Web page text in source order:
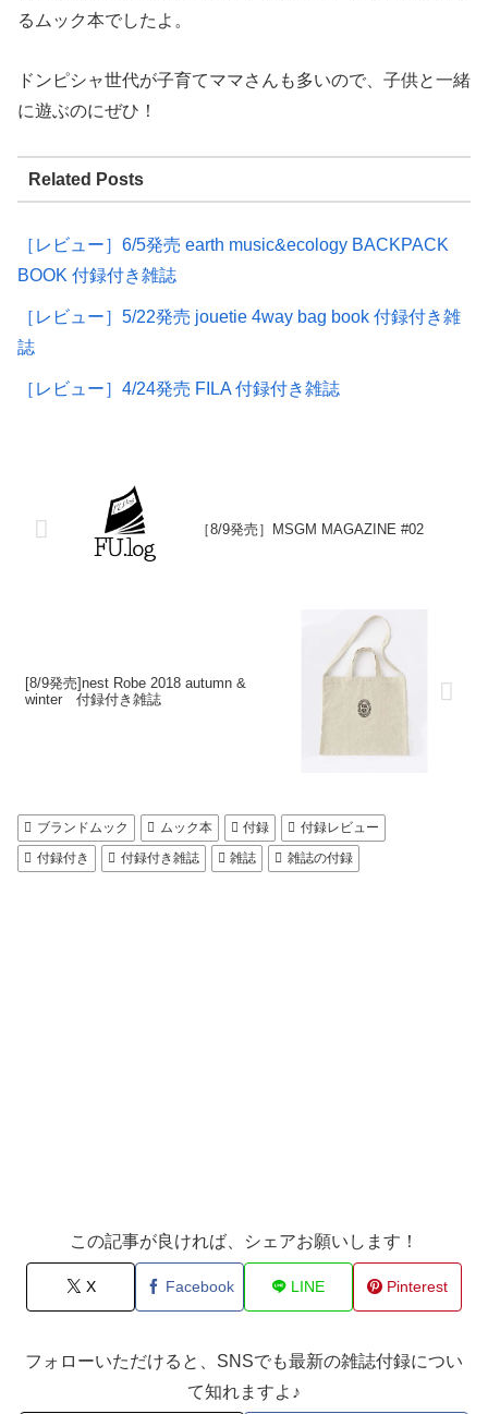
るムック本でしたよ。
ドンピシャ世代が子育てママさんも多いので、子供と一緒
に遊ぶのにぜひ！
Related Posts
［レビュー］6/5発売 earth music&ecology BACKPACK
BOOK 付録付き雑誌
［レビュー］5/22発売 jouetie 4way bag book 付録付き雑
誌
［レビュー］4/24発売 FILA 付録付き雑誌
［8/9発売］MSGM MAGAZINE #02
[8/9発売]nest Robe 2018 autumn &
winter 付録付き雑誌
ブランドムック ムック本 付録
付録レビュー
付録付き
付録付き雑誌 雑誌 雑誌の付録
この記事が良ければ、シェアお願いします！
X Facebook LINE Pinterest
フォローいただけると、SNSでも最新の雑誌付録につい
て知れますよ♪